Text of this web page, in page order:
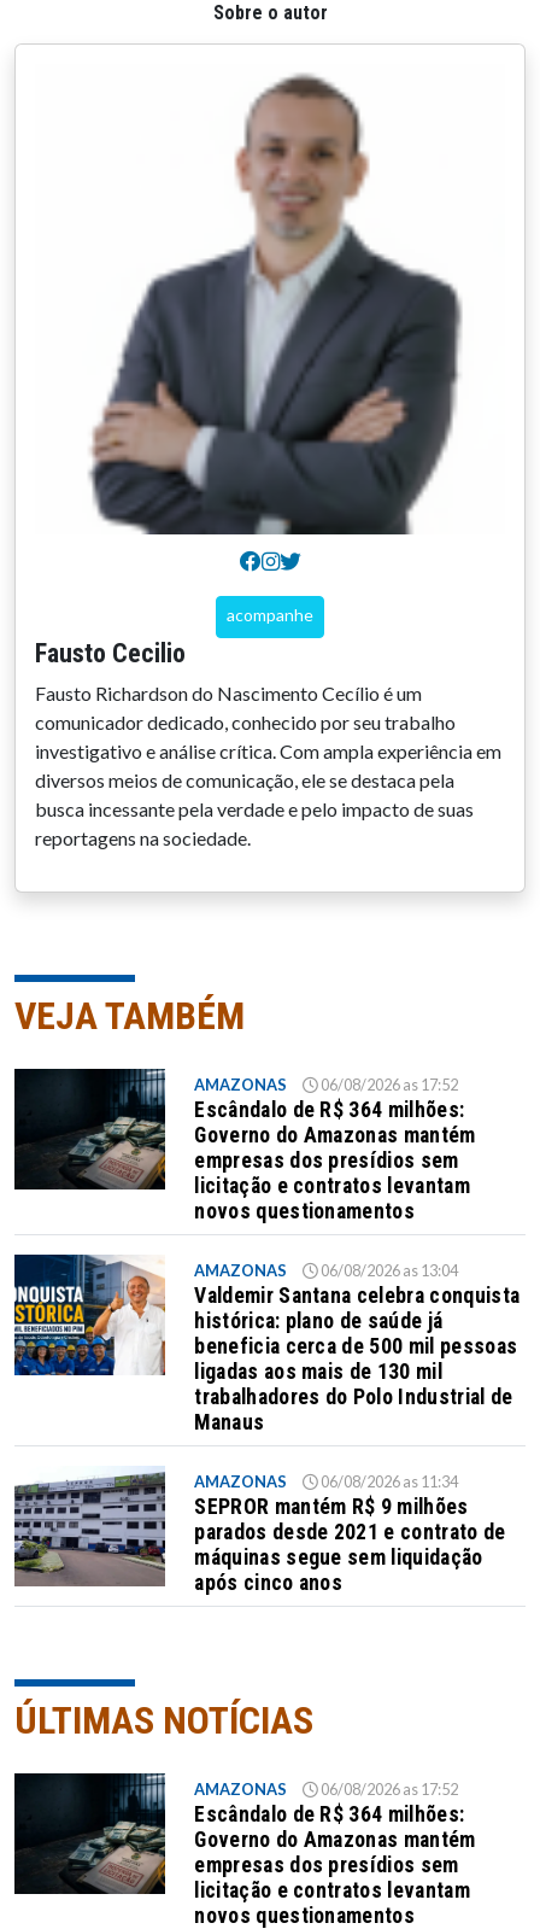
Sobre o autor
acompanhe
Fausto Cecilio
Fausto Richardson do Nascimento Cecílio é um
comunicador dedicado, conhecido por seu trabalho
investigativo e análise crítica. Com ampla experiência em
diversos meios de comunicação, ele se destaca pela
busca incessante pela verdade e pelo impacto de suas
reportagens na sociedade.
VEJA TAMBÉM
AMAZONAS 06/08/2026 as 17:52
Escândalo de R$ 364 milhões:
Governo do Amazonas mantém
empresas dos presídios sem
licitação e contratos levantam
novos questionamentos
AMAZONAS 06/08/2026 as 13:04
Valdemir Santana celebra conquista
histórica: plano de saúde já
beneficia cerca de 500 mil pessoas
ligadas aos mais de 130 mil
trabalhadores do Polo Industrial de
Manaus
AMAZONAS 06/08/2026 as 11:34
SEPROR mantém R$ 9 milhões
parados desde 2021 e contrato de
máquinas segue sem liquidação
após cinco anos
ÚLTIMAS NOTÍCIAS
AMAZONAS 06/08/2026 as 17:52
Escândalo de R$ 364 milhões:
Governo do Amazonas mantém
empresas dos presídios sem
licitação e contratos levantam
novos questionamentos